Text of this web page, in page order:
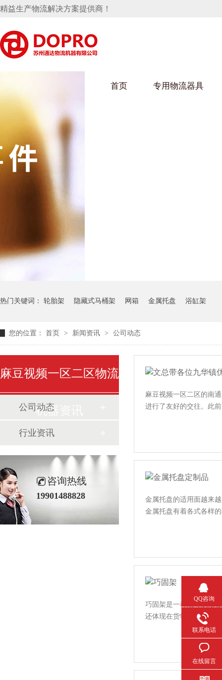
精益生产物流解决方案提供商！
首页 专用物流器具
麻豆天美在线观看架
速箱托盘 保险杠料架
冲压件料架
消声器料架
手推车
气瓶料架
藏式马桶水箱支架
汽车行业
热门关键词： 轮胎架 隐藏式马桶架 网箱 金属托盘 浴缸架
您的位置： 首页 > 新闻资讯 > 公司动态
麻豆视频一区二区的南通
进行了友好的交往。此
金属托盘的适用面越来越广
金属托盘有着各式各样的
巧固架是一种既可以做货
还体现在货物存储与周转
麻豆视频一区二区物流
机器资讯
公司动态
行业资讯
咨询热线
19901488828
QQ咨询
联系电话
在线留言